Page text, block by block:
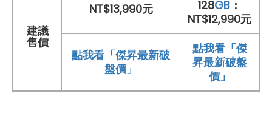
建議
售價
NT$13,990元
128GB ：
NT$12,990元
點我看「傑昇最新破
盤價」
點我看「傑
昇最新破盤
價」